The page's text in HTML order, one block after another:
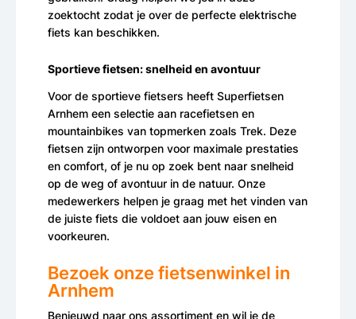
zoektocht zodat je over de perfecte elektrische
fiets kan beschikken.
Sportieve fietsen: snelheid en avontuur
Voor de sportieve fietsers heeft Superfietsen
Arnhem een selectie aan racefietsen en
mountainbikes van topmerken zoals Trek. Deze
fietsen zijn ontworpen voor maximale prestaties
en comfort, of je nu op zoek bent naar snelheid
op de weg of avontuur in de natuur. Onze
medewerkers helpen je graag met het vinden van
de juiste fiets die voldoet aan jouw eisen en
voorkeuren.
Bezoek onze fietsenwinkel in
Arnhem
Benieuwd naar ons assortiment en wil je de